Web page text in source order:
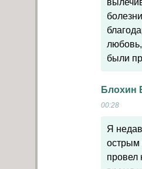
были
Блохин
00:28
Я
острым
провел